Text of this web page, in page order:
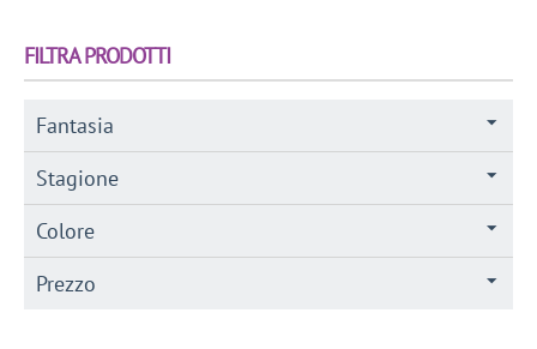
FILTRA PRODOTTI
Fantasia
Stagione
Colore
Prezzo